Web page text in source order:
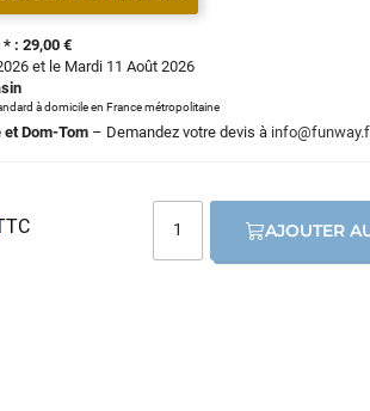
: 29,00 €
et le Mardi 11 Août 2026
à domicile en France métropolitaine
et Dom-Tom – Demandez votre devis à
AJOUTER